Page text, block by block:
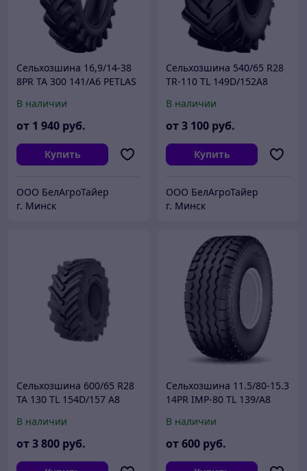
Сельхозшина 16,9/14-38
8PR TA 300 141/A6 PETLAS
В наличии
от 1 940 руб.
Купить
ООО БелАгроТайер
г. Минск
Сельхозшина 540/65 R28
TR-110 TL 149D/152A8
В наличии
от3 100 руб.
Купить
ООО БелАгроТайер
г. Минск
Сельхозшина 600/65 R28
TA 130 TL 154D/157 А8
В наличии
от3 800 руб.
Сельхозшина 11.5/80-15.3
14PR IMP-80 TL 139/A8
В наличии
от600 руб.